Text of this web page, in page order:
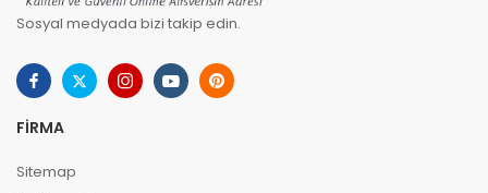
Sosyal medyada bizi takip edin.
FIRMA
Sitemap